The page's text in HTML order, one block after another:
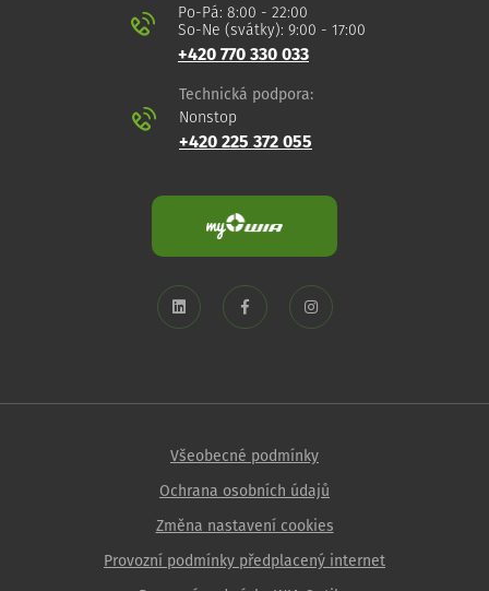
Po-Pá: 8:00 - 22:00
So-Ne (svátky): 9:00 - 17:00
+420 770 330 033
Technická podpora:
Nonstop
+420 225 372 055
Všeobecné podmínky
Ochrana osobních údajů
Změna nastavení cookies
Provozní podmínky předplacený internet